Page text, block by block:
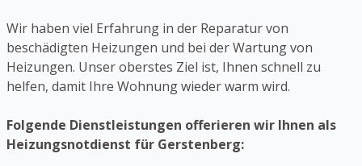
Wir haben viel Erfahrung in der Reparatur von
beschädigten Heizungen und bei der Wartung von
Heizungen. Unser oberstes Ziel ist, Ihnen schnell zu
helfen, damit Ihre Wohnung wieder warm wird.
Folgende Dienstleistungen offerieren wir Ihnen als
Heizungsnotdienst für Gerstenberg: